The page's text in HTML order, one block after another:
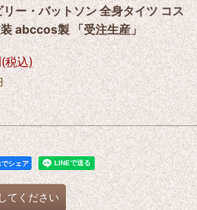
ー・バットソン 全身タイツ コス
abccos製 「受注生産」
(税込)
シェア
てください